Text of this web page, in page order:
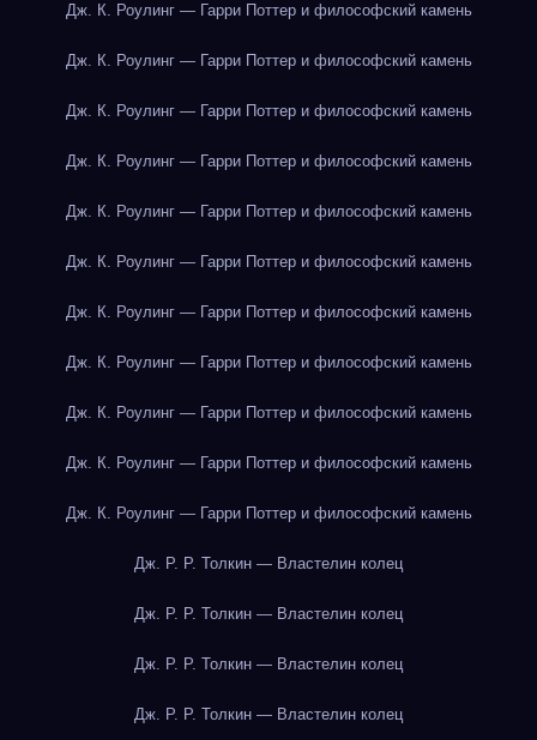
Дж. К. Роулинг — Гарри Поттер и философский камень
Дж. К. Роулинг — Гарри Поттер и философский камень
Дж. К. Роулинг — Гарри Поттер и философский камень
Дж. К. Роулинг — Гарри Поттер и философский камень
Дж. К. Роулинг — Гарри Поттер и философский камень
Дж. К. Роулинг — Гарри Поттер и философский камень
Дж. К. Роулинг — Гарри Поттер и философский камень
Дж. К. Роулинг — Гарри Поттер и философский камень
Дж. К. Роулинг — Гарри Поттер и философский камень
Дж. К. Роулинг — Гарри Поттер и философский камень
Дж. К. Роулинг — Гарри Поттер и философский камень
Дж. Р. Р. Толкин — Властелин колец
Дж. Р. Р. Толкин — Властелин колец
Дж. Р. Р. Толкин — Властелин колец
Дж. Р. Р. Толкин — Властелин колец